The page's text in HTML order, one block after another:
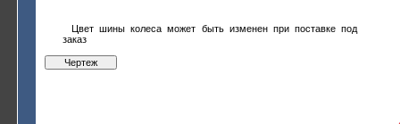
Цвет шины колеса может быть изменен при поставке под
заказ
Чертеж